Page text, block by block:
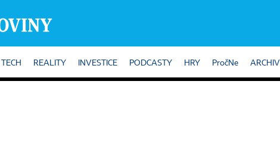
TECH REALITY INVESTICE PODCASTY HRY PročNe ARCHIV